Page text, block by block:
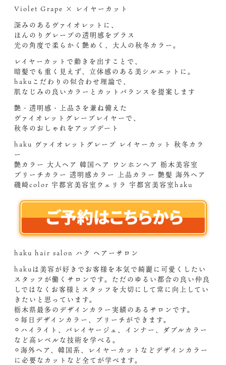
Violet Grape × レイヤーカット
深みのあるヴァイオレットに、
ほんのりグレープの透明感をプラス
光の角度で柔らかく艶めく、大人の秋冬カラー。
レイヤーカットで動きを出すことで、
暗髪でも重く見えず、立体感のある美シルエットに。
hakuこだわりの似合わせ理論で、
肌なじみの良いカラーとカットバランスを提案します️
艶・透明感・上品さを兼ね備えた
ヴァイオレットグレープレイヤーで、
秋冬のおしゃれをアップデート
haku ヴァイオレットグレープ レイヤーカット 秋冬カラ
ー
艶カラー 大人ヘア 韓国ヘア ワンホンヘア 栃木美容室
ブリーチカラー 透明感カラー 上品カラー 艶髪 海外ヘア
磯崎color 宇都宮美容室ウェリラ 宇都宮美容室haku
haku hair salon ハク ヘアーサロン
hakuは美容が好きでお客様を本気で綺麗に可愛くしたい
スタッフが働くサロンです。ただのゆるい都合の良い仲良
しではなくお客様とスタッフを大切にして常に向上してい
きたいと思っています。
栃木県最多のデザインカラー実績のあるサロンです。
⚪︎毎日デザインカラー、ブリーチができます。
⚪︎ハイライト、バレイヤージュ、インナー、ダブルカラー
など高レベルな技術を学べる。
⚪︎海外ヘア、韓国系、レイヤーカットなどデザインカラー
に必要なカットなど全てが学べます。